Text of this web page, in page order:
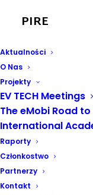
PIRE
Aktualności
O Nas
Projekty
EV TECH Meetings
The eMobi Road to
International
Raporty
Członkostwo
Partnerzy
Kontakt